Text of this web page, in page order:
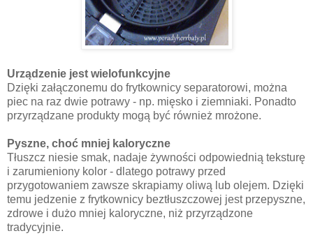
Urządzenie jest wielofunkcyjne
Dzięki załączonemu do frytkownicy separatorowi, można
piec na raz dwie potrawy - np. mięsko i ziemniaki. Ponadto
przyrządzane produkty mogą być również mrożone.
Pyszne, choć mniej kaloryczne
Tłuszcz niesie smak, nadaje żywności odpowiednią teksturę
i zarumieniony kolor - dlatego potrawy przed
przygotowaniem zawsze skrapiamy oliwą lub olejem. Dzięki
temu jedzenie z frytkownicy beztłuszczowej jest przepyszne,
zdrowe i dużo mniej kaloryczne, niż przyrządzone
tradycyjnie.